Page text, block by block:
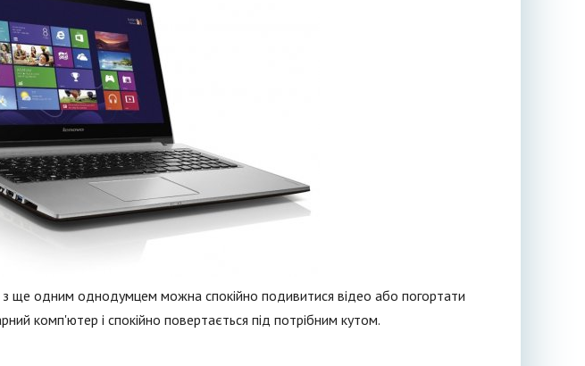
з ще одним однодумцем можна спокійно подивитися відео або погортати
комп'ютер і спокійно повертається під потрібним кутом.